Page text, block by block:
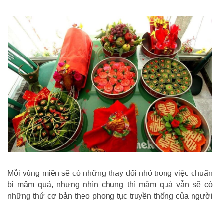
Mỗi vùng miền sẽ có những thay đổi nhỏ trong việc chuẩn
bị mâm quả, nhưng nhìn chung thì mâm quả vẫn sẽ có
những thứ cơ bản theo phong tục truyền thống của người